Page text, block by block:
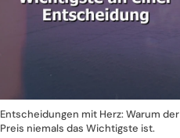
Entscheidungen mit Herz: Warum der
Preis niemals das Wichtigste ist.